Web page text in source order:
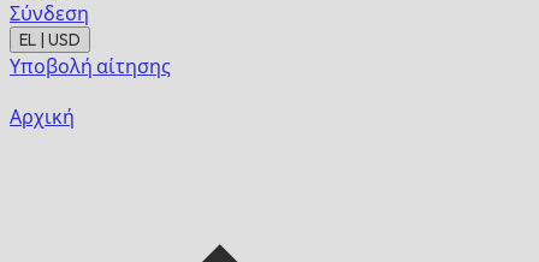
Σύνδεση
EL | USD
Υποβολή αίτησης
Αρχική